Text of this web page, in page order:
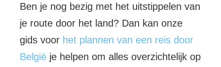
Ben je nog bezig met het uitstippelen van
je route door het land? Dan kan onze
gids voor het plannen van een reis door
Belgiëje helpen om alles overzichtelijk op